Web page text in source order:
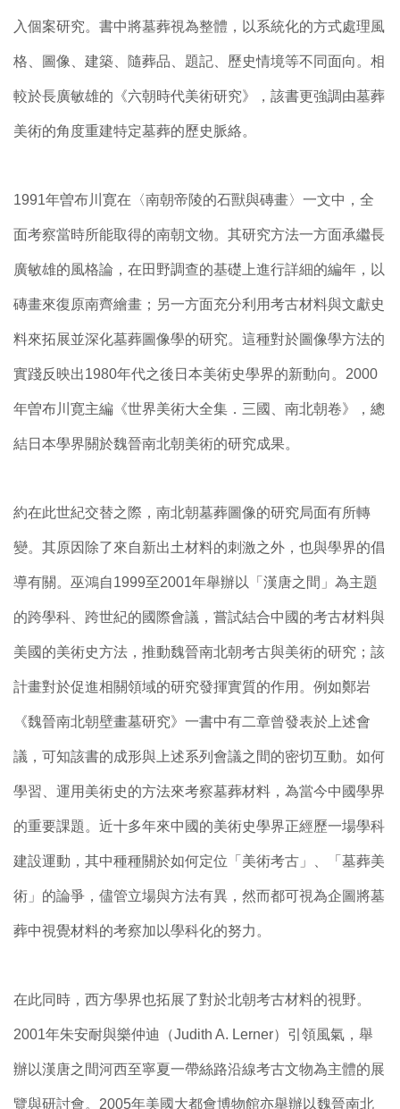
入個案研究。書中將墓葬視為整體，以系統化的方式處理風
格、圖像、建築、隨葬品、題記、歷史情境等不同面向。相
較於長廣敏雄的《六朝時代美術研究》，該書更強調由墓葬
美術的角度重建特定墓葬的歷史脈絡。
1991年曽布川寛在〈南朝帝陵的石獸與磚畫〉一文中，全
面考察當時所能取得的南朝文物。其研究方法一方面承繼長
廣敏雄的風格論，在田野調查的基礎上進行詳細的編年，以
磚畫來復原南齊繪畫；另一方面充分利用考古材料與文獻史
料來拓展並深化墓葬圖像學的研究。這種對於圖像學方法的
實踐反映出1980年代之後日本美術史學界的新動向。2000
年曽布川寛主編《世界美術大全集．三國、南北朝卷》，總
結日本學界關於魏晉南北朝美術的研究成果。
約在此世紀交替之際，南北朝墓葬圖像的研究局面有所轉
變。其原因除了來自新出土材料的刺激之外，也與學界的倡
導有關。巫鴻自1999至2001年舉辦以「漢唐之間」為主題
的跨學科、跨世紀的國際會議，嘗試結合中國的考古材料與
美國的美術史方法，推動魏晉南北朝考古與美術的研究；該
計畫對於促進相關領域的研究發揮實質的作用。例如鄭岩
《魏晉南北朝壁畫墓研究》一書中有二章曾發表於上述會
議，可知該書的成形與上述系列會議之間的密切互動。如何
學習、運用美術史的方法來考察墓葬材料，為當今中國學界
的重要課題。近十多年來中國的美術史學界正經歷一場學科
建設運動，其中種種關於如何定位「美術考古」、「墓葬美
術」的論爭，儘管立場與方法有異，然而都可視為企圖將墓
葬中視覺材料的考察加以學科化的努力。
在此同時，西方學界也拓展了對於北朝考古材料的視野。
2001年朱安耐與樂仲迪（Judith A. Lerner）引領風氣，舉
辦以漢唐之間河西至寧夏一帶絲路沿線考古文物為主體的展
覽與研討會。2005年美國大都會博物館亦舉辦以魏晉南北